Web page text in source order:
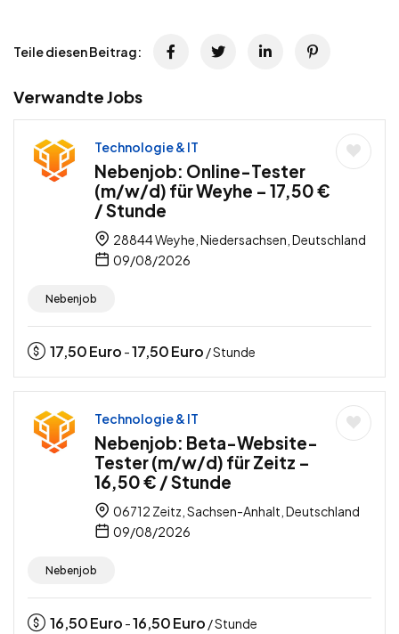
Teile diesen Beitrag:
Verwandte Jobs
Technologie & IT
Nebenjob: Online-Tester
(m/w/d) für Weyhe – 17,50 €
/ Stunde
28844 Weyhe, Niedersachsen, Deutschland
09/08/2026
Nebenjob
17,50Euro -17,50Euro / Stunde
Technologie & IT
Nebenjob: Beta-Website-
Tester (m/w/d) für Zeitz –
16,50 € / Stunde
06712 Zeitz, Sachsen-Anhalt, Deutschland
09/08/2026
Nebenjob
16,50Euro -16,50Euro / Stunde